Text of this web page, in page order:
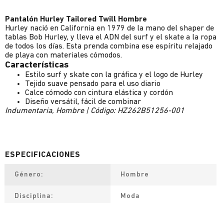
Pantalón Hurley Tailored Twill Hombre
Hurley nació en California en 1979 de la mano del shaper de
tablas Bob Hurley, y lleva el ADN del surf y el skate a la ropa
de todos los días. Esta prenda combina ese espíritu relajado
de playa con materiales cómodos.
Características
Estilo surf y skate con la gráfica y el logo de Hurley
Tejido suave pensado para el uso diario
Calce cómodo con cintura elástica y cordón
Diseño versátil, fácil de combinar
Indumentaria, Hombre | Código: HZ262B51256-001
Género Hombre
Disciplina Moda